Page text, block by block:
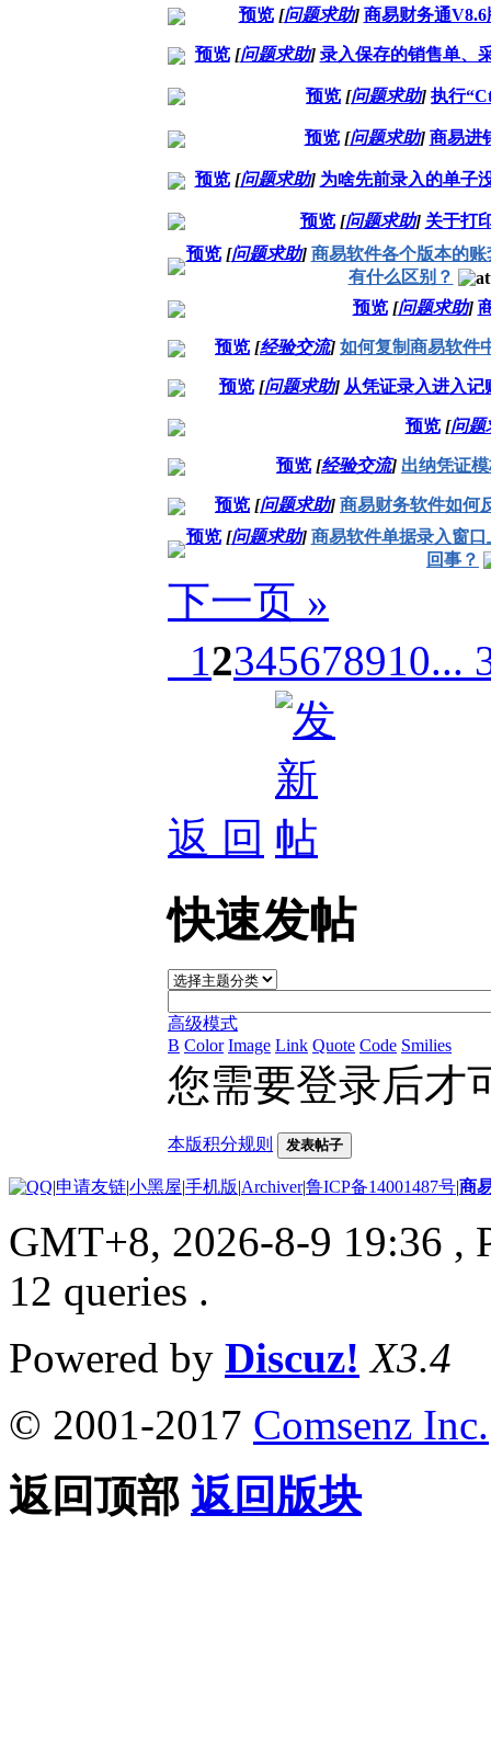
预览 [问题求助] 商易财务通
预览 [问题求助] 录入保存的销售单、
预览 [问题求助] 执行
预览 [问题求助] 商易进
预览 [问题求助] 为啥先前录入的单子
预览 [问题求助] 关于打
预览 [问题求助] 商易软件各个版本的
有什么区别？
预览 [问题求助]
预览 [经验交流] 如何复制商易软件
预览 [问题求助] 从凭证录入进入
预览 [问题
预览 [经验交流] 出纳凭证
预览 [问题求助] 商易财务软件如何
预览 [问题求助] 商易软件单据录入窗
回事？
下一页 »
1 2345678910...
返 回
快速发帖
高级模式
B Color Image Link Quote Code Smilies
您需要登录后才
本版积分规则 发表帖子
|申请友链|小黑屋|手机版|Archiver|鲁ICP备14001487号|商
GMT+8, 2026-8-9 19:36 ,
12 queries .
Powered by Discuz! X3.4
© 2001-2017 Comsenz Inc.
返回顶部 返回版块